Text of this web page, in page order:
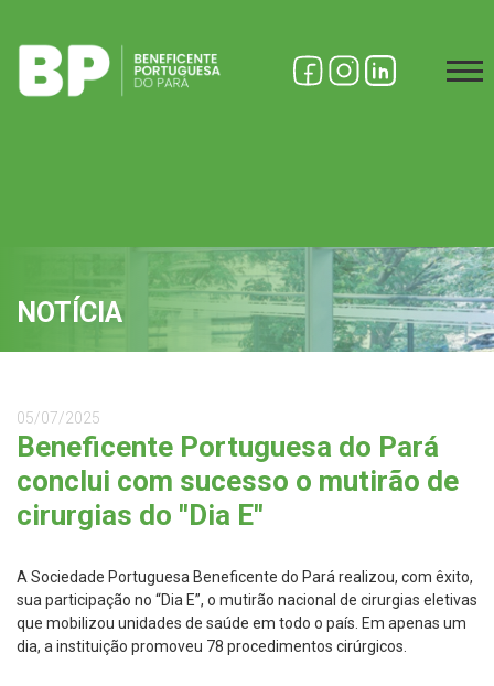
NOTÍCIA
05/07/2025
Beneficente Portuguesa do Pará
conclui com sucesso o mutirão de
cirurgias do "Dia E"
A Sociedade Portuguesa Beneficente do Pará realizou, com êxito,
sua participação no “Dia E”, o mutirão nacional de cirurgias eletivas
que mobilizou unidades de saúde em todo o país. Em apenas um
dia, a instituição promoveu 78 procedimentos cirúrgicos.